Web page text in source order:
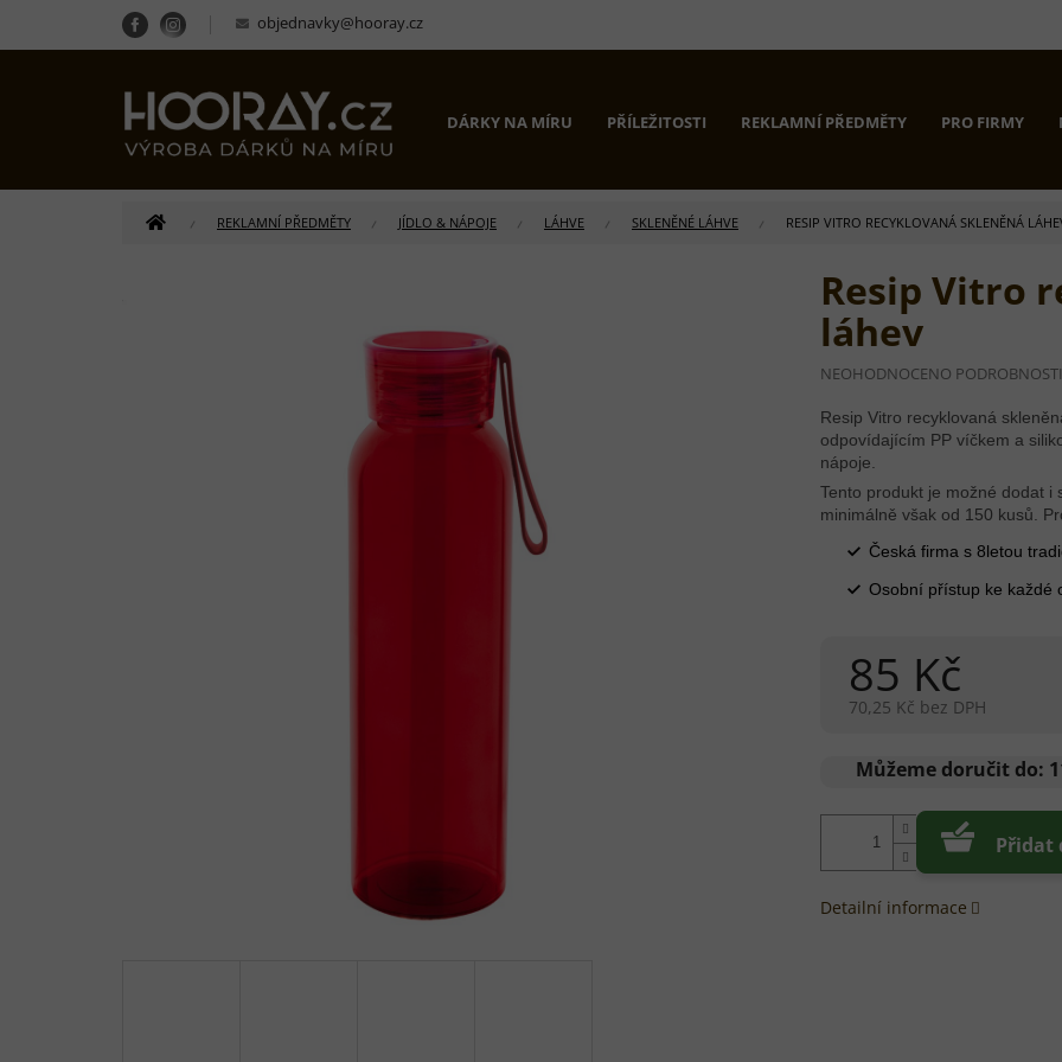
obsah
objednavky@hooray.cz
DÁRKY NA MÍRU PŘÍLEŽITOSTI REKLAMNÍ PŘEDMĚTY PRO FIRMY
DOMŮ REKLAMNÍ PŘEDMĚTY JÍDLO & NÁPOJE LÁHVE SKLENĚNÉ LÁHVE RESIP VITRO RECYKLOVANÁ SKLENĚNÁ
Resip Vitro
láhev
PRŮMĚRNÉ
PRODUKTU
JE
0,0
Z
5
HVĚZDIČEK.
NEOHODNOCENO
85 Kč
70,25 Kč bez DPH
cena:
Můžeme doručit do:
Přidat
Resip Vitro recyklovaná
odpovídajícím PP víčkem a
nápoje.
Tento produkt je možné dodat
minimálně však od 150 kusů.
Česká firma s 8letou
Osobní přístup ke každé
Detailní informace